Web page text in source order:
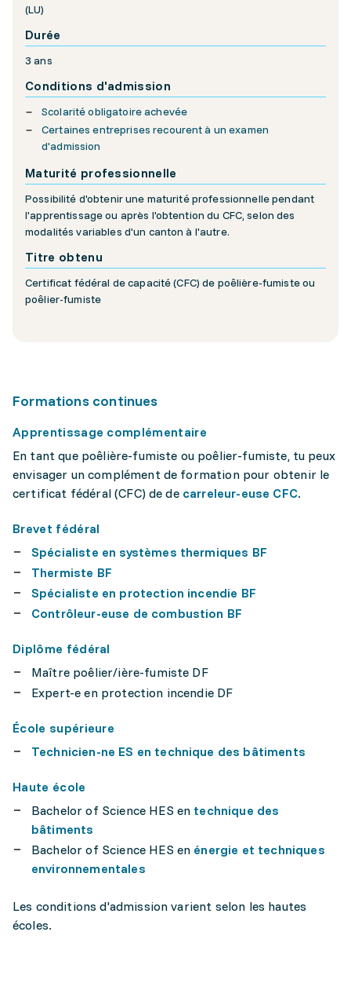
(LU)
Durée
3 ans
Conditions d'admission
Scolarité obligatoire achevée
Certaines entreprises recourent à un examen
d'admission
Maturité professionnelle
Possibilité d'obtenir une maturité professionnelle pendant
l'apprentissage ou après l'obtention du CFC, selon des
modalités variables d'un canton à l'autre.
Titre obtenu
Certificat fédéral de capacité (CFC) de poêlière-fumiste ou
poêlier-fumiste
Formations continues
Apprentissage complémentaire
En tant que poêlière-fumiste ou poêlier-fumiste, tu peux
envisager un complément de formation pour obtenir le
certificat fédéral (CFC) de de carreleur-euse CFC.
Brevet fédéral
Spécialiste en systèmes thermiques BF
Thermiste BF
Spécialiste en protection incendie BF
Contrôleur-euse de combustion BF
Diplôme fédéral
Maître poêlier/ière-fumiste DF
Expert-e en protection incendie DF
École supérieure
Technicien-ne ES en technique des bâtiments
Haute école
Bachelor of Science HES en technique des
bâtiments
Bachelor of Science HES en énergie et techniques
environnementales
Les conditions d'admission varient selon les hautes
écoles.